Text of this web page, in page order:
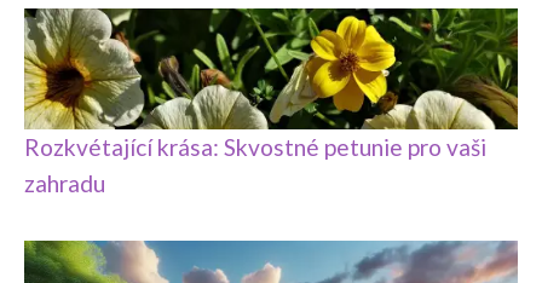
Rozkvétající krása: Skvostné petunie pro vaši
zahradu